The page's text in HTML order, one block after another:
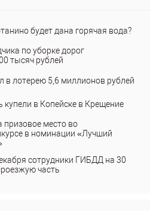
будет дана горячая вода?
по уборке дорог
тысяч рублей
в лотерею 5,6 миллионов рублей
купели в Копейске в Крещение
призовое место во
в номинации «Лучший
сотрудники ГИБДД на 30
часть